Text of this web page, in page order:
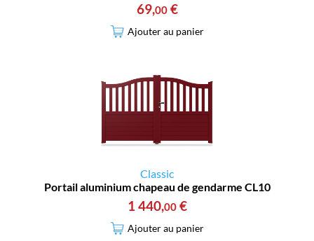
69,00 €
Ajouter au panier
Classic
Portail aluminium chapeau de gendarme CL10
1 440,00 €
Ajouter au panier